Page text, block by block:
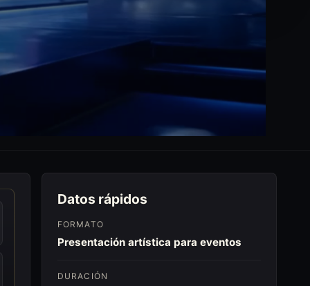
Datos rápidos
FORMATO
Presentación artística para eventos
DURACIÓN